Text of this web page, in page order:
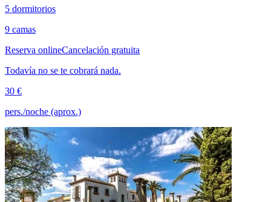
5 dormitorios
9 camas
Reserva onlineCancelación gratuita
Todavía no se te cobrará nada.
30 €
pers./noche (aprox.)